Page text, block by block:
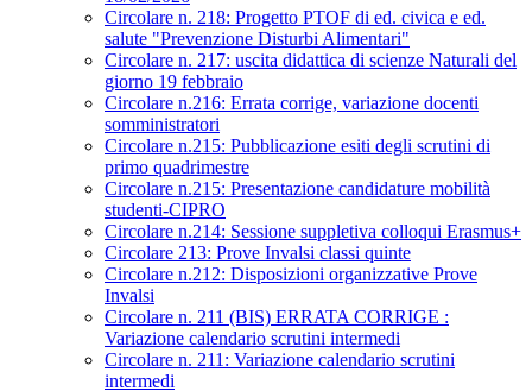
Circolare n. 218: Progetto PTOF di ed. civica e ed.
salute "Prevenzione Disturbi Alimentari"
Circolare n. 217: uscita didattica di scienze Naturali del
giorno 19 febbraio
Circolare n.216: Errata corrige, variazione docenti
somministratori
Circolare n.215: Pubblicazione esiti degli scrutini di
primo quadrimestre
Circolare n.215: Presentazione candidature mobilità
studenti-CIPRO
Circolare n.214: Sessione suppletiva colloqui Erasmus+
Circolare 213: Prove Invalsi classi quinte
Circolare n.212: Disposizioni organizzative Prove
Invalsi
Circolare n. 211 (BIS) ERRATA CORRIGE :
Variazione calendario scrutini intermedi
Circolare n. 211: Variazione calendario scrutini
intermedi